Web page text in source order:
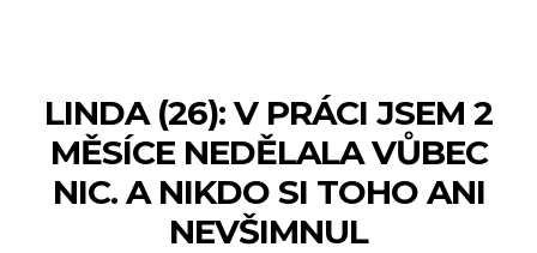
lidi
LINDA (26): V PRÁCI JSEM 2
MĚSÍCE NEDĚLALA VŮBEC
NIC. A NIKDO SI TOHO ANI
NEVŠIMNUL